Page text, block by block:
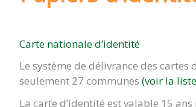
Carte nationale d’identité
Le système de délivrance des
seulement 27 communes (voir la
La carte d’identité est valable 15